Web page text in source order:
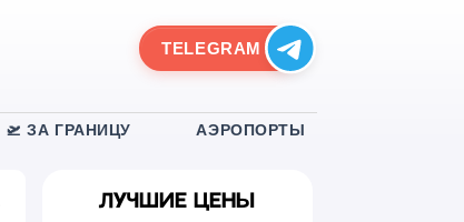
TELEGRAM
🛫 ЗА ГРАНИЦУ АЭРОПОРТЫ
Лучшие цены